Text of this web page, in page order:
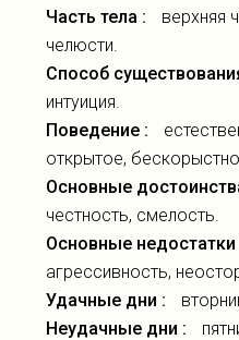
Часть тела :
верхняя
челюсти.
Способ
интуиция.
Поведение :
открытое,
Основные
честность, смелость.
Основные недостатки
агрессивность,
Удачные дни :
Неудачные дни :